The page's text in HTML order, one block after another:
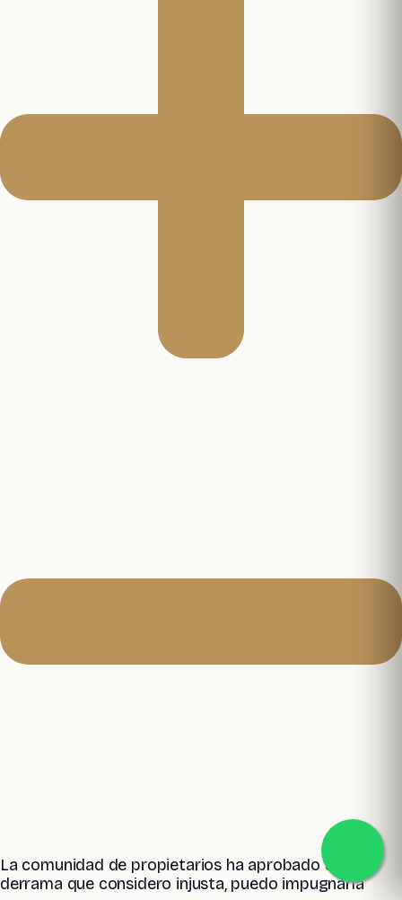
La comunidad de propietarios ha aprobado una
derrama que considero injusta, puedo impugnarla